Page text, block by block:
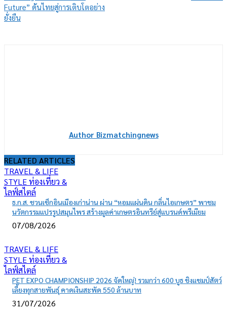
Future” ดันไทยสู่การเติบโตอย่าง
ยั่งยืน
Author Bizmatchingnews
RELATED ARTICLES
TRAVEL & LIFE
STYLE ท่องเที่ยว &
ไลฟ์สไตล์
ธ.ก.ส. ชวนเช็กอินเมืองเก่าน่าน ผ่าน “หอมแผ่นดิน กลิ่นไอเกษตร” พาชม
นวัตกรรมแปรรูปสมุนไพร สร้างมูลค่าเกษตรอินทรีย์สู่แบรนด์พรีเมียม
07/08/2026
TRAVEL & LIFE
STYLE ท่องเที่ยว &
ไลฟ์สไตล์
PET EXPO CHAMPIONSHIP 2026 จัดใหญ่! รวมกว่า 600 บูธ ชิงแชมป์สัตว์
เลี้ยงทุกสายพันธุ์ คาดเงินสะพัด 550 ล้านบาท
31/07/2026